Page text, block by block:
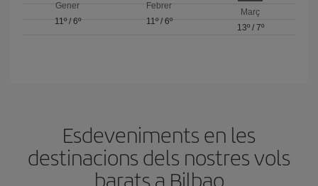
Gener
11º/ 6º
Febrer
11º/ 6º
Març
13º/ 7º
Esdeveniments en les
destinacions dels nostres vols
barats a Bilbao